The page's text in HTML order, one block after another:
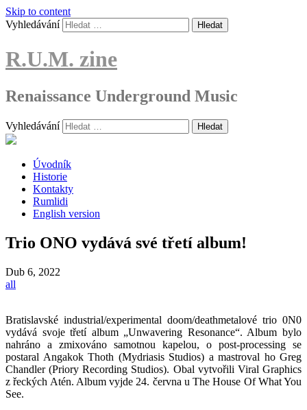
Skip to content
Vyhledávání
R.U.M. zine
Renaissance Underground Music
Vyhledávání
Úvodník
Historie
Kontakty
Rumlidi
English version
Trio ONO vydává své třetí album!
Dub 6, 2022
all
Bratislavské industrial/experimental doom/deathmetalové trio 0N0
vydává svoje třetí album „Unwavering Resonance“. Album bylo
nahráno a zmixováno samotnou kapelou, o post-processing se
postaral Angakok Thoth (Mydriasis Studios) a mastroval ho Greg
Chandler (Priory Recording Studios). Obal vytvořili Viral Graphics
z řeckých Atén. Album vyjde 24. června u The House Of What You
See.